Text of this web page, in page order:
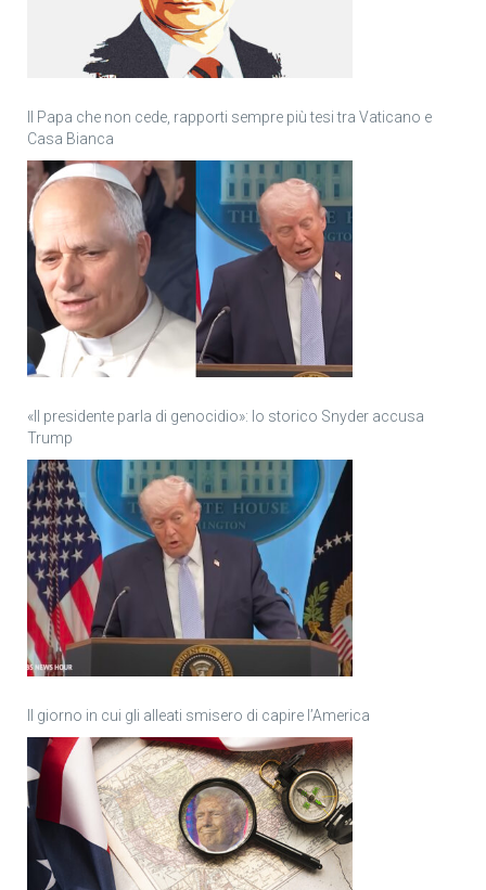
Il Papa che non cede, rapporti sempre più tesi tra Vaticano e
Casa Bianca
«Il presidente parla di genocidio»: lo storico Snyder accusa
Trump
Il giorno in cui gli alleati smisero di capire l’America